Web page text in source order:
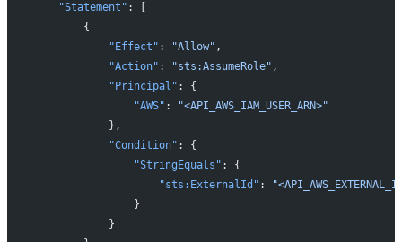
    "Statement"
: [
        {
            "Effect"
: "Allow" ,
            "Action"
: "sts:AssumeRole" ,
            "Principal"
: {
                "AWS"
:
"<API_AWS_IAM_USER_ARN>"
            },
            "Condition"
: {
                "StringEquals"
: {
                    "sts:ExternalId"
:
                }
            }